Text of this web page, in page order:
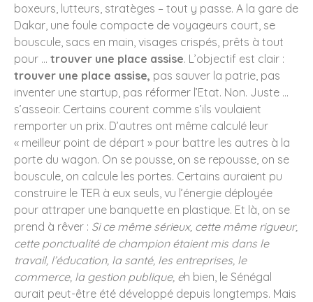
boxeurs, lutteurs, stratèges – tout y passe. A la gare de
Dakar, une foule compacte de voyageurs court, se
bouscule, sacs en main, visages crispés, prêts à tout
pour … trouver une place assise. L’objectif est clair :
trouver une place assise, pas sauver la patrie, pas
inventer une startup, pas réformer l’Etat. Non. Juste …
s’asseoir. Certains courent comme s’ils voulaient
remporter un prix. D’autres ont même calculé leur
« meilleur point de départ » pour battre les autres à la
porte du wagon. On se pousse, on se repousse, on se
bouscule, on calcule les portes. Certains auraient pu
construire le TER à eux seuls, vu l’énergie déployée
pour attraper une banquette en plastique. Et là, on se
prend à rêver : Si ce même sérieux, cette même rigueur,
cette ponctualité de champion étaient mis dans le
travail, l’éducation, la santé, les entreprises, le
commerce, la gestion publique, eh bien, le Sénégal
aurait peut-être été développé depuis longtemps. Mais